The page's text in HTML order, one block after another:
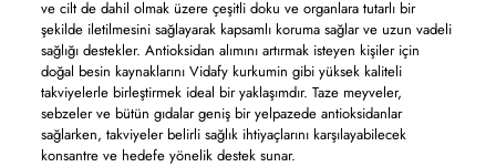
ve cilt de dahil olmak üzere çeşitli doku ve organlara tutarlı bir
şekilde iletilmesini sağlayarak kapsamlı koruma sağlar ve uzun vadeli
sağlığı destekler. Antioksidan alımını artırmak isteyen kişiler için
doğal besin kaynaklarını Vidafy kurkumin gibi yüksek kaliteli
takviyelerle birleştirmek ideal bir yaklaşımdır. Taze meyveler,
sebzeler ve bütün gıdalar geniş bir yelpazede antioksidanlar
sağlarken, takviyeler belirli sağlık ihtiyaçlarını karşılayabilecek
konsantre ve hedefe yönelik destek sunar.